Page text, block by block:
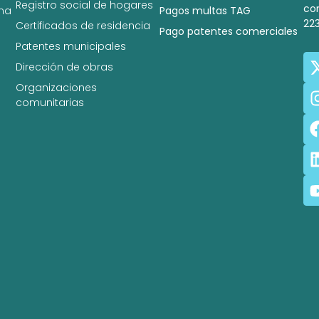
Pagos multas TAG
Pago patentes comerciales
Registro social de hogares
Certificados de residencia
Patentes municipales
Dirección de obras
Organizaciones
comunitarias